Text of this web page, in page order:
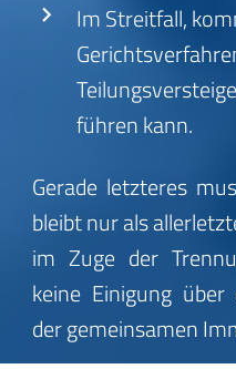
Im Streitfall,
führen kann.
Gerade letzteres
bleibt nur als
im Zuge der
keine Einigung
der gemeinsamen